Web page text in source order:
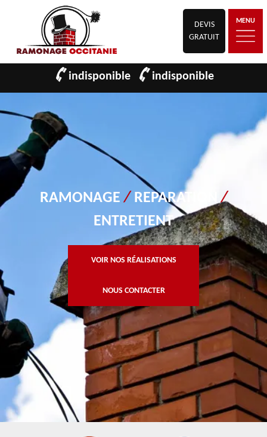
DEVIS
GRATUIT
MENU
indisponible indisponible
RAMONAGE/ REPARATION/
ENTRETIENT
VOIR NOS RÉALISATIONS
NOUS CONTACTER